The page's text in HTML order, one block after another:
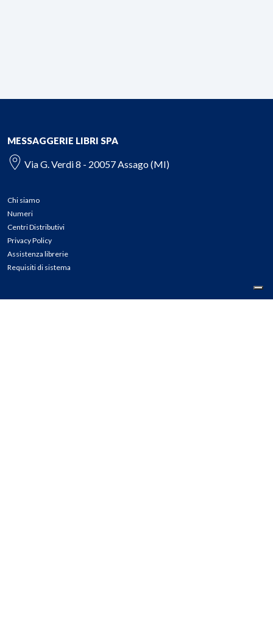
MESSAGGERIE LIBRI SPA
Via G. Verdi 8 - 20057 Assago (MI)
Chi siamo
Numeri
Centri Distributivi
Privacy Policy
Assistenza librerie
Requisiti di sistema
CONTATTI